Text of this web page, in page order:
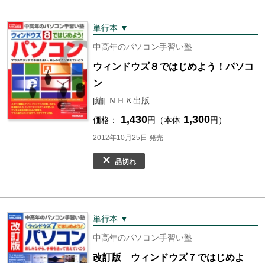
単行本 ▼
中高年のパソコン手習い塾
ウィンドウズ８ではじめよう！パソコ
ン
[編] ＮＨＫ出版
価格： 1,430円（本体 1,300円）
2012年10月25日 発売
品切れ
単行本 ▼
中高年のパソコン手習い塾
改訂版 ウィンドウズ７ではじめよ